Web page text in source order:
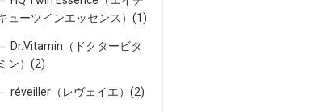
ューツインエッセンス）(1)
Dr.Vitamin（ドクタービタ
ミン）(2)
réveiller（レヴェイエ）(2)